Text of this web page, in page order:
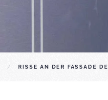
RISSE AN DER FASSADE